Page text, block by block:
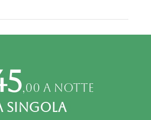
,00 a notte
Singola